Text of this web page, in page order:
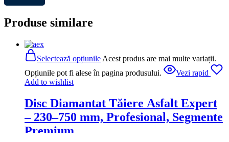
Produse similare
Selectează opțiunile Acest produs are mai multe variații.
Opțiunile pot fi alese în pagina produsului.
Vezi rapid
Add to wishlist
Disc Diamantat Tăiere Asfalt Expert
– 230–750 mm, Profesional, Segmente
Premium